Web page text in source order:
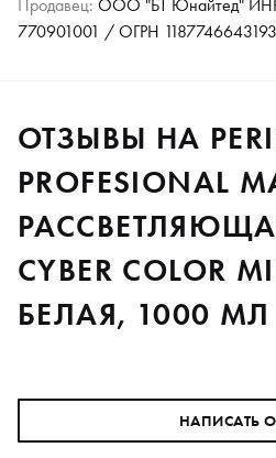
Продавец: ООО "БТ Юнайтед"
770901001 / ОГРН 1187746643193
ОТЗЫВЫ НА
PROFESIONAL
CYBER COLOR
БЕЛАЯ, 1000 МЛ
НАПИСАТЬ